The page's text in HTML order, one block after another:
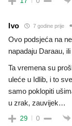
Ivo 7 godine prije
Ovo podsjeća na
napadaju Daraau,
Ta vremena su
uleće u Idlib, i to
samo poklopiti
u zrak, zauvijek…
29 0